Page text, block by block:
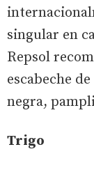
singular en
Repsol
escabeche
negra,
Trigo